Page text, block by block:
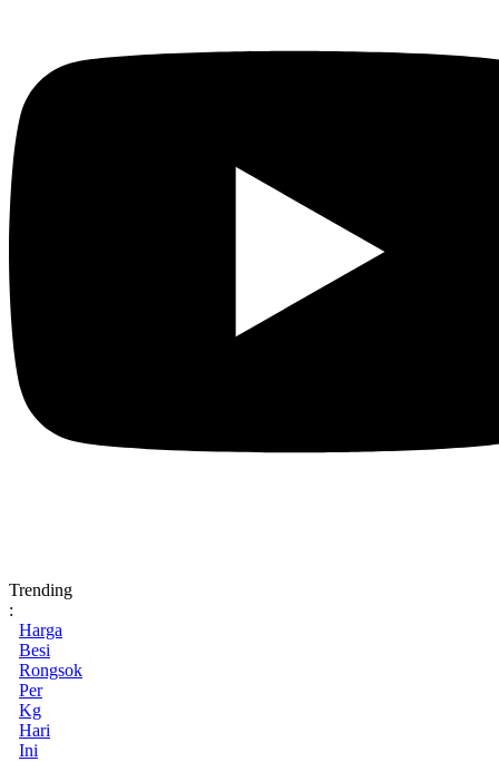
Trending
:
Harga
Besi
Rongsok
Per
Kg
Hari
Ini